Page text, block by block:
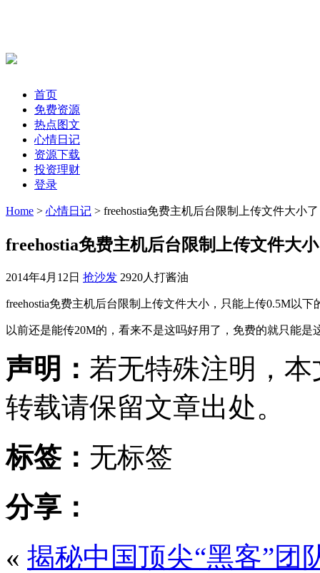
首页
免费资源
热点图文
心情日记
资源下载
投资理财
登录
Home > 心情日记 > freehostia免费主机后台限制上传文件大小
freehostia免费主机后台限制上传文件大
2014年4月12日 抢沙发 2920人打酱油
freehostia免费主机后台限制上传文件大小，只能上传0.5M以下
以前还是能传20M的，看来不是这吗好用了，免费的就只能是
声明： 若无特殊注明，
转载请保留文章出处。
标签： 无标签
分享：
« 揭秘中国顶尖“黑客”团